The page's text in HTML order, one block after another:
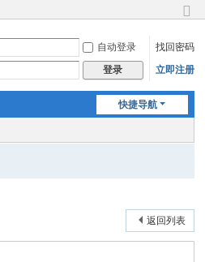
换
到
窄
自动登录
找回密码
登录 立即注册
快捷导航
返回列表